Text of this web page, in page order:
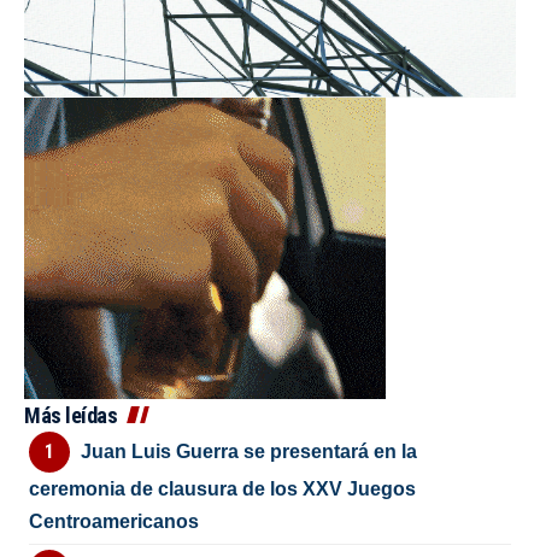
Más leídas
Juan Luis Guerra se presentará en la
ceremonia de clausura de los XXV Juegos
Centroamericanos